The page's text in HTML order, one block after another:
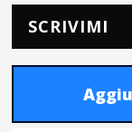
SCRIVIMI